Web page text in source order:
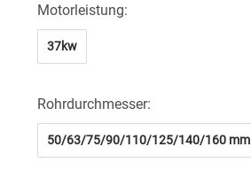
Motorleistung:
37kw
Rohrdurchmesser:
50/63/75/90/110/125/140/160 mm